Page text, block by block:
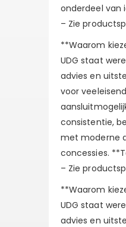
onderdeel van
– Zie
**Waarom
UDG staat
advies en
voor
consistentie,
met moderne
concessies.
– Zie
**Waarom
UDG staat
advies en